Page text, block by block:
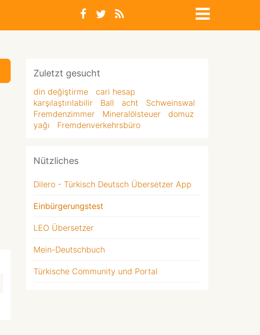
Zuletzt gesucht
din değiştirme
cari hesap
karşılaştırılabilir
Ball acht
Schweinswal
Fremdenzimmer
Mineralölsteuer
domuz
yağı
Fremdenverkehrsbüro
Nützliches
Dilero - Türkisch Deutsch Übersetzer App
Einbürgerungstest
LEO Übersetzer
Mein-Deutschbuch
Türkische Community und Portal